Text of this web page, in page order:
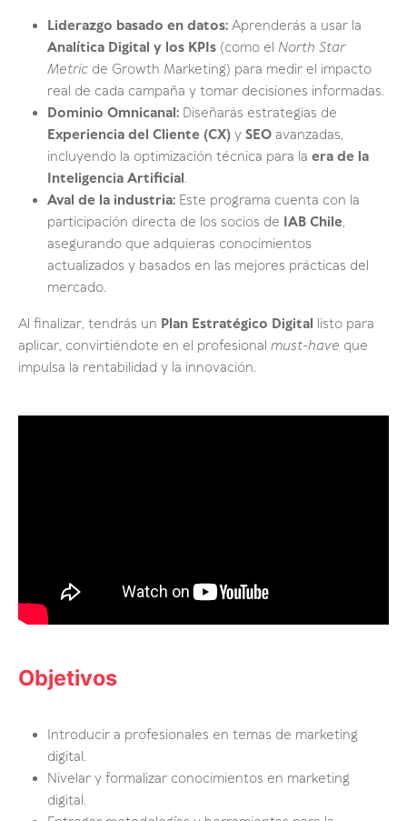
Liderazgo basado en datos: Aprenderás a usar la
Analítica Digital y los KPIs (como el North Star
Metric de Growth Marketing) para medir el impacto
real de cada campaña y tomar decisiones informadas.
Dominio Omnicanal: Diseñarás estrategias de
Experiencia del Cliente (CX) y SEO avanzadas,
incluyendo la optimización técnica para la era de la
Inteligencia Artificial.
Aval de la industria: Este programa cuenta con la
participación directa de los socios de IAB Chile,
asegurando que adquieras conocimientos
actualizados y basados en las mejores prácticas del
mercado.
Al finalizar, tendrás un Plan Estratégico Digital listo para
aplicar, convirtiéndote en el profesional must-have que
impulsa la rentabilidad y la innovación.
Objetivos
Introducir a profesionales en temas de marketing
digital.
Nivelar y formalizar conocimientos en marketing
digital.